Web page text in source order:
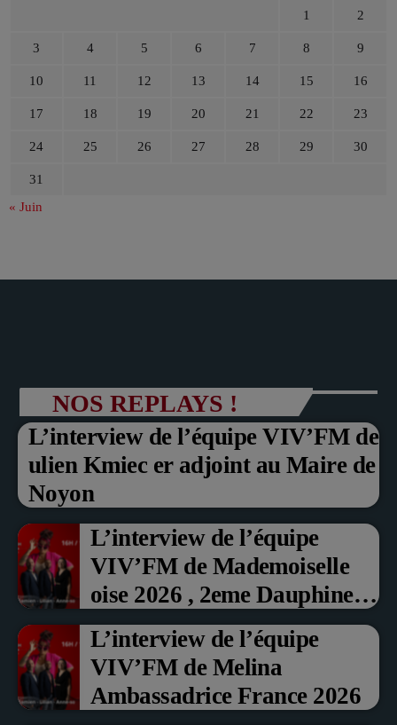
1 2
3 4 5 6 7 8 9
10 11 12 13 14 15 16
17 18 19 20 21 22 23
24 25 26 27 28 29 30
31
« Juin
NOS REPLAYS !
L’interview de l’équipe VIV’FM de
ulien Kmiec er adjoint au Maire de
Noyon
L’interview de l’équipe
VIV’FM de Mademoiselle
oise 2026 , 2eme Dauphine et
Prix du Public , Marche aux
fruits rouge Noyon 2026
L’interview de l’équipe
VIV’FM de Melina
Ambassadrice France 2026